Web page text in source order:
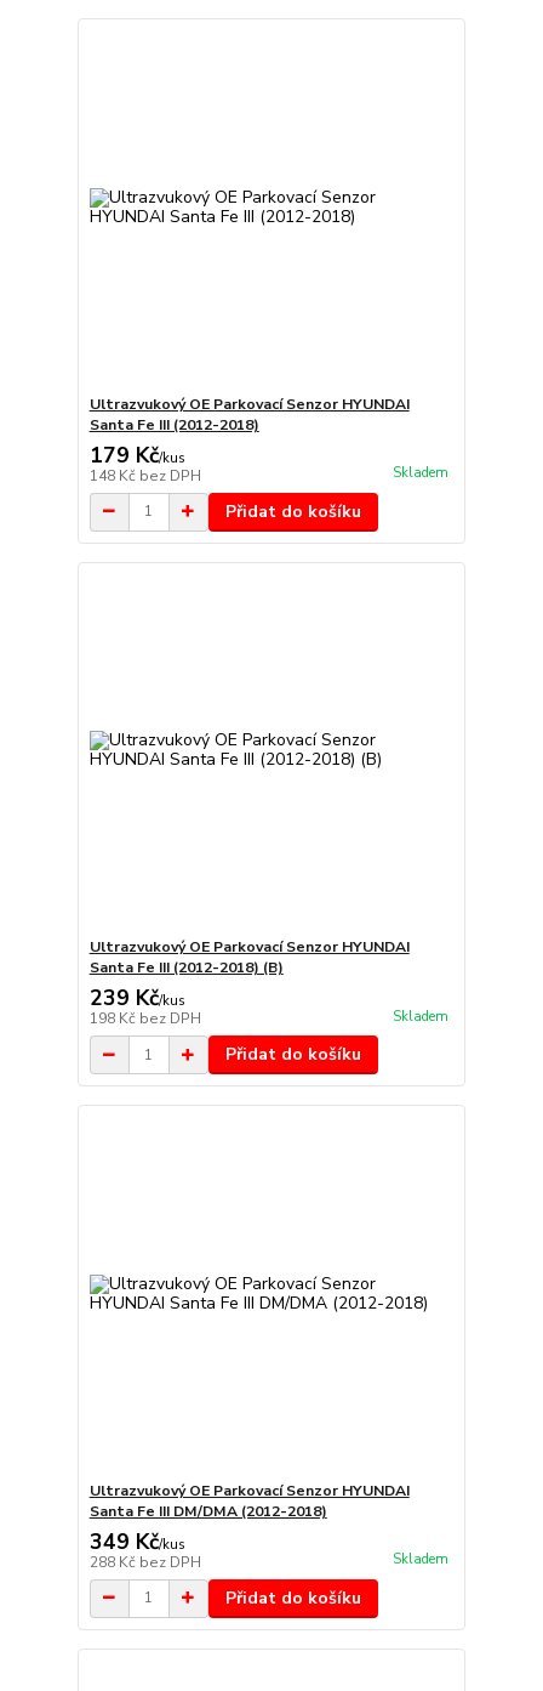
Ultrazvukový OE Parkovací Senzor HYUNDAI
Santa Fe III (2012-2018)
179 Kč/kus
148 Kč bez DPH Skladem
Přidat do košíku
Ultrazvukový OE Parkovací Senzor HYUNDAI
Santa Fe III (2012-2018) (B)
239 Kč/kus
198 Kč bez DPH Skladem
Přidat do košíku
Ultrazvukový OE Parkovací Senzor HYUNDAI
Santa Fe III DM/DMA (2012-2018)
349 Kč/kus
288 Kč bez DPH Skladem
Přidat do košíku